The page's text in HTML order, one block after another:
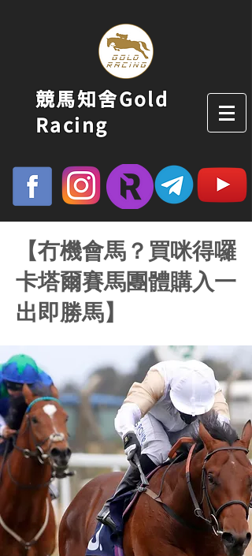
競馬知舍Gold
Racing
【冇機會馬？買咪得囉
卡塔爾賽馬團體購入一
出即勝馬】